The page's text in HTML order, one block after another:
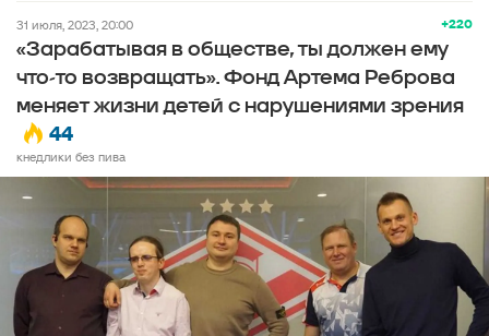
+220
31 июля, 2023, 20:00
«Зарабатывая в обществе, ты должен ему
что-то возвращать». Фонд Артема Реброва
меняет жизни детей с нарушениями зрения
44
кнедлики без пива